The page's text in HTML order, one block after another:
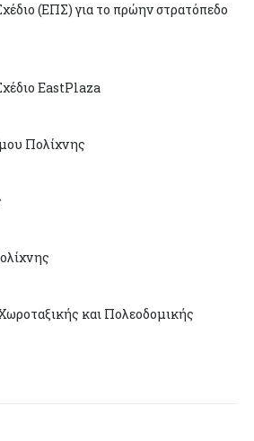
(ΕΠΣ) για το πρώην στρατόπεδο
EastPlaza
Πολίχνης
και Πολεοδομικής